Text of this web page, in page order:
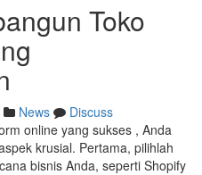
Toko
News
Discuss
online yang sukses , Anda
krusial. Pertama, pilihlah
bisnis Anda, seperti Shopify